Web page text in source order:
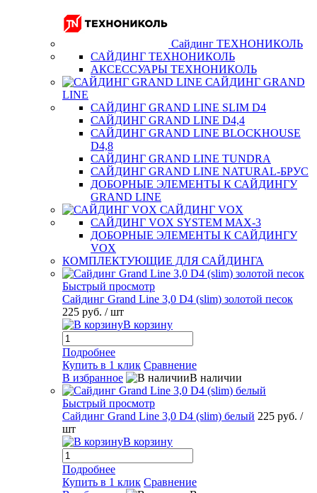
Сайдинг ТЕХНОНИКОЛЬ
САЙДИНГ ТЕХНОНИКОЛЬ
АКСЕССУАРЫ ТЕХНОНИКОЛЬ
САЙДИНГ GRAND
LINE
САЙДИНГ GRAND LINE SLIM D4
САЙДИНГ GRAND LINE D4,4
САЙДИНГ GRAND LINE BLOCKHOUSE
D4,8
САЙДИНГ GRAND LINE TUNDRA
САЙДИНГ GRAND LINE NATURAL-БРУС
ДОБОРНЫЕ ЭЛЕМЕНТЫ К САЙДИНГУ
GRAND LINE
САЙДИНГ VOX
САЙДИНГ VOX SYSTEM MAX-3
ДОБОРНЫЕ ЭЛЕМЕНТЫ К САЙДИНГУ
VOX
КОМПЛЕКТУЮЩИЕ ДЛЯ САЙДИНГА
Быстрый просмотр
Сайдинг Grand Line 3,0 D4 (slim) золотой песок
225 руб. / шт
В корзину
Подробнее
Купить в 1 клик Сравнение
В избранное
В наличии
Быстрый просмотр
Сайдинг Grand Line 3,0 D4 (slim) белый 225 руб. /
шт
В корзину
Подробнее
Купить в 1 клик Сравнение